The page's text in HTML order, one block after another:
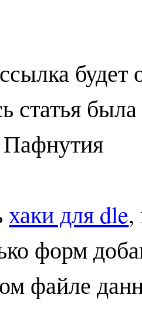
будет
статья
хаки для dle,
форм
файле